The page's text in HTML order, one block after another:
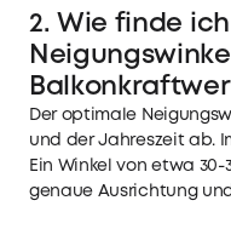
2. Wie finde
Der optimale
und der Jahreszeit ab.
Ein Winkel von etwa
genaue Ausrichtung